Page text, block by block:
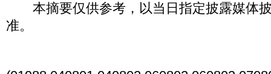
本摘要仅供参考，以当日指定披露媒体
准。